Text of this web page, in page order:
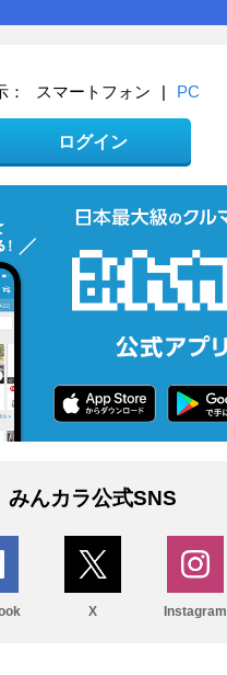
： スマートフォン | PC
ログイン
みんカラ公式SNS
X Instagram